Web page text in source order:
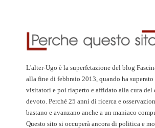
L'alter-Ugo è la superfetazione del blog
alla fine di febbraio 2013, quando ha
visitatori e poi riaperto e affidato alla cura del
devoto. Perché 25 anni di ricerca e
bastano e avanzano anche a un maniaco
Questo sito si occuperà ancora di politica e